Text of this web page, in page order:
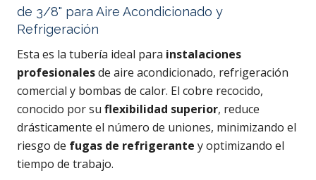
de 3/8" para Aire Acondicionado y
Refrigeración
Esta es la tubería ideal para instalaciones
profesionalesde aire acondicionado, refrigeración
comercial y bombas de calor. El cobre recocido,
conocido por su flexibilidad superior, reduce
drásticamente el número de uniones, minimizando el
riesgo de fugas de refrigerante y optimizando el
tiempo de trabajo.